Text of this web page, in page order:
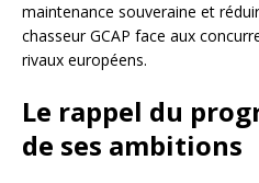
maintenance souveraine et
chasseur GCAP face aux
rivaux européens.
Le rappel du
de ses ambitions